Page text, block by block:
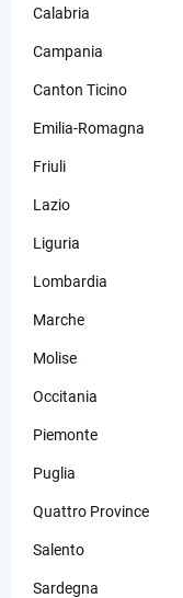
Calabria
Campania
Canton Ticino
Emilia-Romagna
Friuli
Lazio
Liguria
Lombardia
Marche
Molise
Occitania
Piemonte
Puglia
Quattro Province
Salento
Sardegna